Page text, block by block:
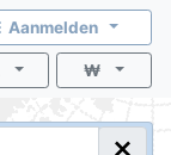
Aanmelden
₩